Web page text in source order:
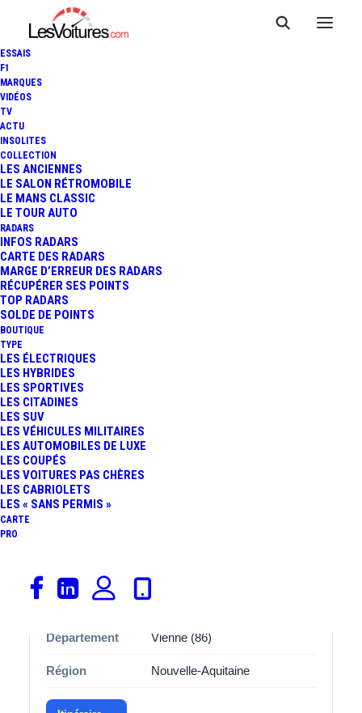
ESSAIS
F1
MARQUES
VIDÉOS
TV
ACTU
INSOLITES
COLLECTION
LES ANCIENNES
LE SALON RÉTROMOBILE
LE MANS CLASSIC
LE TOUR AUTO
RADARS
INFOS RADARS
CARTE DES RADARS
MARGE D’ERREUR DES RADARS
RÉCUPÉRER SES POINTS
TOP RADARS
SOLDE DE POINTS
BOUTIQUE
TYPE
LES ÉLECTRIQUES
LES HYBRIDES
LES SPORTIVES
LES CITADINES
LES SUV
LES VÉHICULES MILITAIRES
LES AUTOMOBILES DE LUXE
LES COUPÉS
LES VOITURES PAS CHÈRES
LES CABRIOLETS
LES « SANS PERMIS »
CARTE
PRO
cisse
CetteAire de covoiturage
mairie, située à
(Nouvelle-Aquitaine
pour faciliter vos déplacements partagés. Positionnée
Place de la mairie
emplacement stratégique
Avec ses12 places de stationnement
Communale
les covoitureurs dans des bonnes conditions. Que vous
soyez conducteur ou passager, vous apprécierez
l’organisation et l’espace disponibles, pensés pour
améliorer l’expérience de covoiturage.
Commune
Département Vienne (86)
Région Nouvelle-Aquitaine